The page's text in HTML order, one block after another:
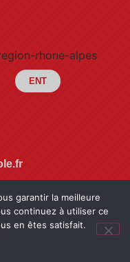
ENT
garantir la meilleure
continuez à utiliser ce
en êtes satisfait.
de l’impact